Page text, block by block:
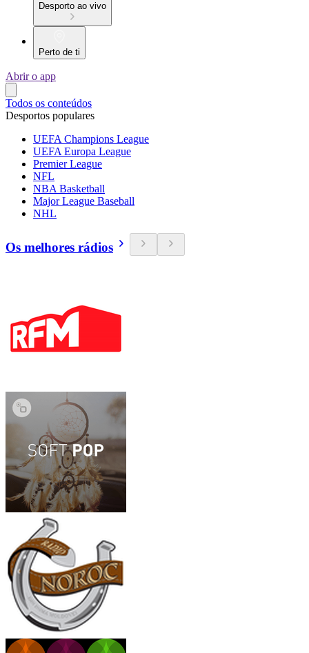
Desporto ao vivo
Perto de ti
Abrir o app
Todos os conteúdos
Desportos populares
UEFA Champions League
UEFA Europa League
Premier League
NFL
NBA Basketball
Major League Baseball
NHL
Os melhores rádios